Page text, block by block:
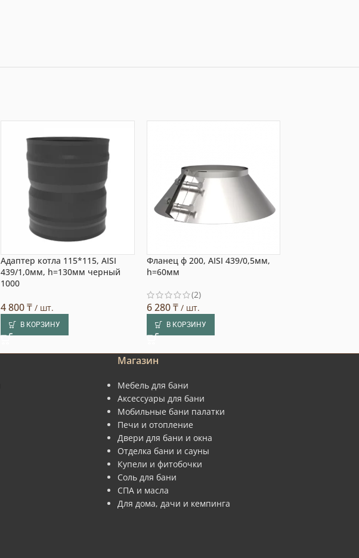
Адаптер котла 115*115, AISI
439/1,0мм, h=130мм черный
1000
4 800₸ / шт.
В КОРЗИНУ
Фланец ф 200, AISI 439/0,5мм,
h=60мм
(2)
6 280₸/ шт.
В КОРЗИНУ
Магазин
Мебель для бани
Аксессуары для бани
Мобильные бани палатки
Печи и отопление
Двери для бани и окна
Отделка бани и сауны
Купели и фитобочки
Соль для бани
СПА и масла
Для дома, дачи и кемпинга